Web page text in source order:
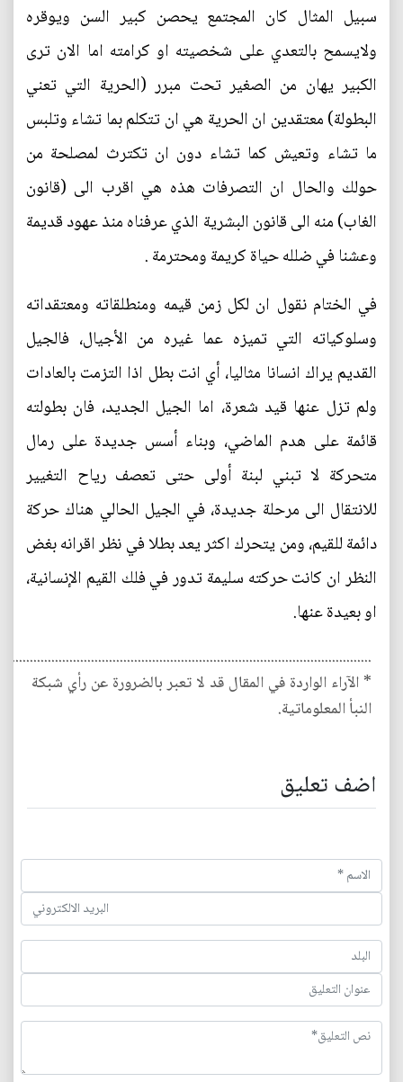
سبيل المثال كان المجتمع يحصن كبير السن ويوقره
ولايسمح بالتعدي على شخصيته او كرامته اما الان ترى
الكبير يهان من الصغير تحت مبرر (الحرية التي تعني
البطولة) معتقدين ان الحرية هي ان تتكلم بما تشاء وتلبس
ما تشاء وتعيش كما تشاء دون ان تكترث لمصلحة من
حولك والحال ان التصرفات هذه هي اقرب الى (قانون
الغاب) منه الى قانون البشرية الذي عرفناه منذ عهود قديمة
وعشنا في ضلله حياة كريمة ومحترمة .
في الختام نقول ان لكل زمن قيمه ومنطلقاته ومعتقداته
وسلوكياته التي تميزه عما غيره من الأجيال، فالجيل
القديم يراك انسانا مثاليا، أي انت بطل اذا التزمت بالعادات
ولم تزل عنها قيد شعرة، اما الجيل الجديد، فان بطولته
قائمة على هدم الماضي، وبناء أسس جديدة على رمال
متحركة لا تبني لبنة أولى حتى تعصف رياح التغيير
للانتقال الى مرحلة جديدة، في الجيل الحالي هناك حركة
دائمة للقيم، ومن يتحرك اكثر يعد بطلا في نظر اقرانه بغض
النظر ان كانت حركته سليمة تدور في فلك القيم الإنسانية،
او بعيدة عنها.
* الآراء الواردة في المقال قد لا تعبر بالضرورة عن رأي شبكة
النبأ المعلوماتية.
اضف تعليق